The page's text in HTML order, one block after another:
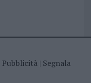
Pubblicità| Segnala